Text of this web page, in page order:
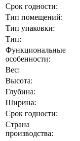
Срок годности:
Тип помещений:
Тип упаковки:
Тип:
Функциональные
особенности:
Вес:
Высота:
Глубина:
Ширина:
Срок годности:
Страна
производства: